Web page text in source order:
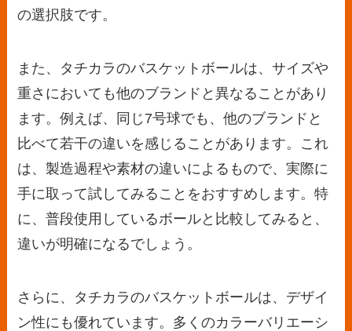
の選択肢です。
また、タチカラのバスケットボールは、サイズや
重さにおいても他のブランドと異なることがあり
ます。例えば、同じ7号球でも、他のブランドと
比べて若干の違いを感じることがあります。これ
は、製造過程や素材の違いによるもので、実際に
手に取って試してみることをおすすめします。特
に、普段使用しているボールと比較してみると、
違いが明確になるでしょう。
さらに、タチカラのバスケットボールは、デザイ
ン性にも優れています。多くのカラーバリエーシ